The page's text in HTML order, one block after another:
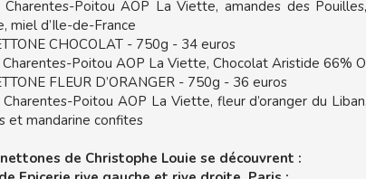
Charentes-Poitou AOP La Viette, amandes des
miel d’Ile-de-France
CHOCOLAT - 750g - 34 euros
Poitou AOP La Viette, Chocolat Aristide 66%
FLEUR D’ORANGER - 750g - 36 euros
Poitou AOP La Viette, fleur d’oranger du
et mandarine confites
de Christophe Louie se découvrent :